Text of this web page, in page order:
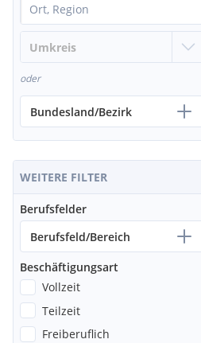
oder
Bundesland/Bezirk
WEITERE FILTER
Berufsfelder
Berufsfeld/Bereich
Beschäftigungsart
Vollzeit
Teilzeit
Freiberuflich